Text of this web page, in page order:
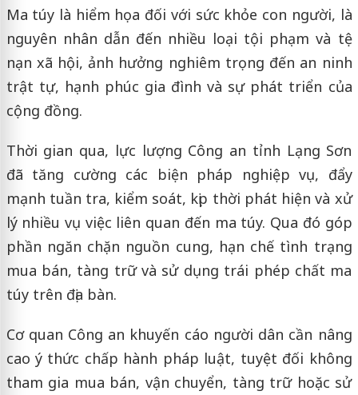
Ma túy là hiểm họa đối với sức khỏe con người, là
nguyên nhân dẫn đến nhiều loại tội phạm và tệ
nạn xã hội, ảnh hưởng nghiêm trọng đến an ninh
trật tự, hạnh phúc gia đình và sự phát triển của
cộng đồng.
Thời gian qua, lực lượng Công an tỉnh Lạng Sơn
đã tăng cường các biện pháp nghiệp vụ, đẩy
mạnh tuần tra, kiểm soát, kịp thời phát hiện và xử
lý nhiều vụ việc liên quan đến ma túy. Qua đó góp
phần ngăn chặn nguồn cung, hạn chế tình trạng
mua bán, tàng trữ và sử dụng trái phép chất ma
túy trên địa bàn.
Cơ quan Công an khuyến cáo người dân cần nâng
cao ý thức chấp hành pháp luật, tuyệt đối không
tham gia mua bán, vận chuyển, tàng trữ hoặc sử